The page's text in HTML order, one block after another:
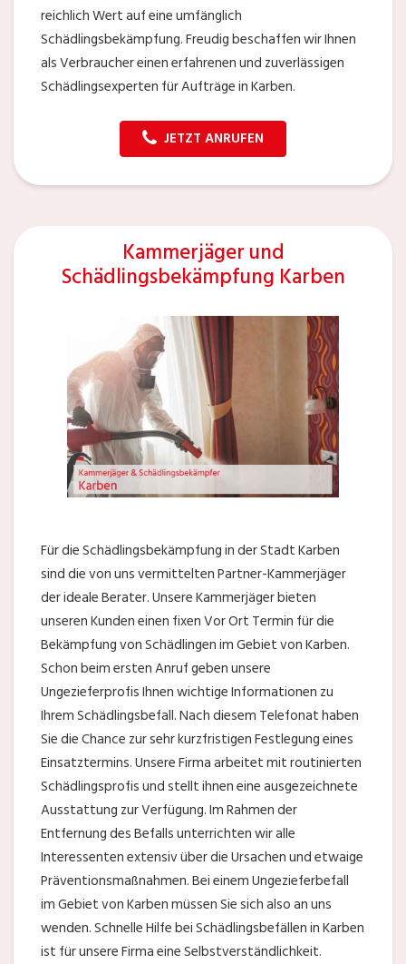
reichlich Wert auf eine umfänglich
Schädlingsbekämpfung. Freudig beschaffen wir Ihnen
als Verbraucher einen erfahrenen und zuverlässigen
Schädlingsexperten für Aufträge in Karben.
JETZT ANRUFEN
Kammerjäger und
Schädlingsbekämpfung Karben
Für die Schädlingsbekämpfung in der Stadt Karben
sind die von uns vermittelten Partner-Kammerjäger
der ideale Berater. Unsere Kammerjäger bieten
unseren Kunden einen fixen Vor Ort Termin für die
Bekämpfung von Schädlingen im Gebiet von Karben.
Schon beim ersten Anruf geben unsere
Ungezieferprofis Ihnen wichtige Informationen zu
Ihrem Schädlingsbefall. Nach diesem Telefonat haben
Sie die Chance zur sehr kurzfristigen Festlegung eines
Einsatztermins. Unsere Firma arbeitet mit routinierten
Schädlingsprofis und stellt ihnen eine ausgezeichnete
Ausstattung zur Verfügung. Im Rahmen der
Entfernung des Befalls unterrichten wir alle
Interessenten extensiv über die Ursachen und etwaige
Präventionsmaßnahmen. Bei einem Ungezieferbefall
im Gebiet von Karben müssen Sie sich also an uns
wenden. Schnelle Hilfe bei Schädlingsbefällen in Karben
ist für unsere Firma eine Selbstverständlichkeit.